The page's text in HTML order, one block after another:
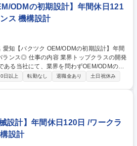
設
み◎CADの経験活かせる
ODMの初期設計】年間休日121
ス 機構設計
ップクラスの開発
ある当社にて、業界を問わずOEM/ODMの新
。「バクツク」で初期設計（OEM/ODM）の
様の求める製品の要望を形にするやりがい
ライフバランス◎
日以上 転勤なし 退職金あり 土日祝休み
設計】年間休日120日 /ワークラ
設計